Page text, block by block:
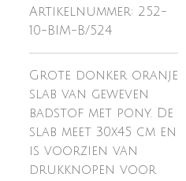
Artikelnummer: 252-
10-BIM-B/524
Grote donker oranje
slab van geweven
badstof met pony. De
slab meet 30x45 cm en
is voorzien van
drukknopen voor